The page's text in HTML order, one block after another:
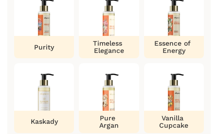
Purity
Timeless
Elegance
Essence of
Energy
Kaskady
Pure
Argan
Vanilla
Cupcake